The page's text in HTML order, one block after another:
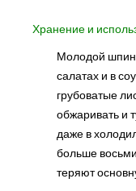
Хранение и
Молодой
салатах и в
грубоватые
обжаривать и
даже в
больше
теряют